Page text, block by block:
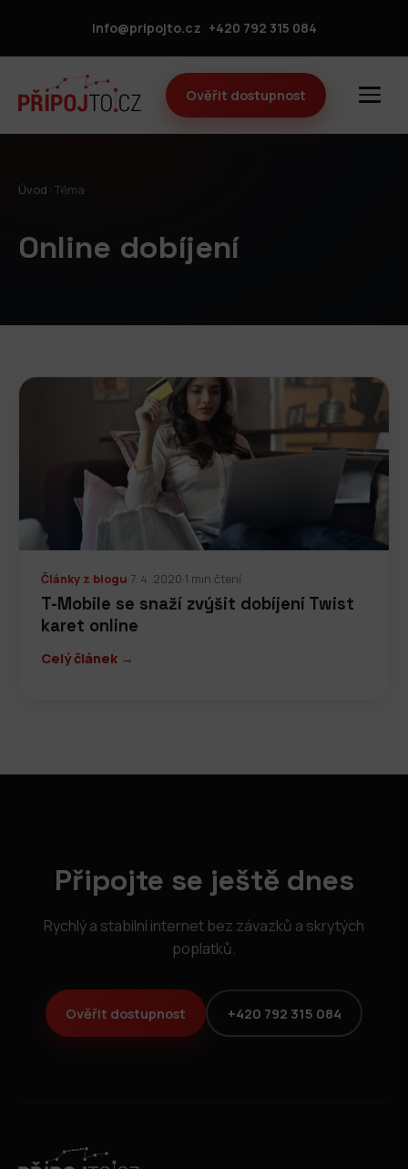
info@pripojto.cz +420 792 315 084
Ověřit dostupnost
Úvod Téma
Online dobíjení
Články z blogu·7. 4. 2020·1 min čtení
T-Mobile se snaží zvýšit dobíjení Twist
karet online
Celý článek →
Připojte se ještě dnes
Rychlý a stabilní internet bez závazků a skrytých
poplatků.
Ověřit dostupnost +420 792 315 084